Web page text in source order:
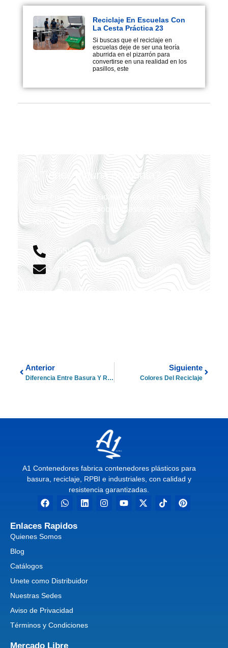
Reciclaje En Escuelas Con
La Cesta Práctica 23
Si buscas que el reciclaje en
escuelas deje de ser una teoría
aburrida en el pizarrón para
convertirse en una realidad en los
pasillos, este
¿Tienes alguna pregunta?
Nos encantaría ayudarte a resolver cualquier
duda que tengas sobre nuestros productos o
temas relacionados.
(55) 5386-0971
info@a1contenedores.com.mx
Anterior
Diferencia Entre Basura Y Residuos
Siguiente
Colores Del Reciclaje
A1 Contenedores fabrica contenedores plásticos para
basura, reciclaje, RPBI e industriales, con calidad y
resistencia garantizadas.
Enlaces Rapidos
Quienes Somos
Blog
Catálogos
Unete como Distribuidor
Nuestras Sedes
Aviso de Privacidad
Términos y Condiciones
Mercado Libre